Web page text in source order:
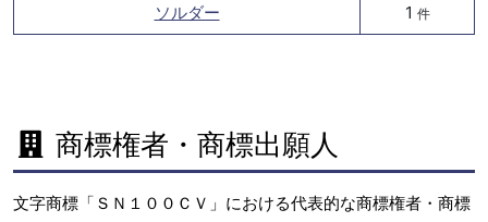
ソルダー 1 件
商標権者・商標出願人
文字商標「ＳＮ１００ＣＶ」における代表的な商標権者・商標